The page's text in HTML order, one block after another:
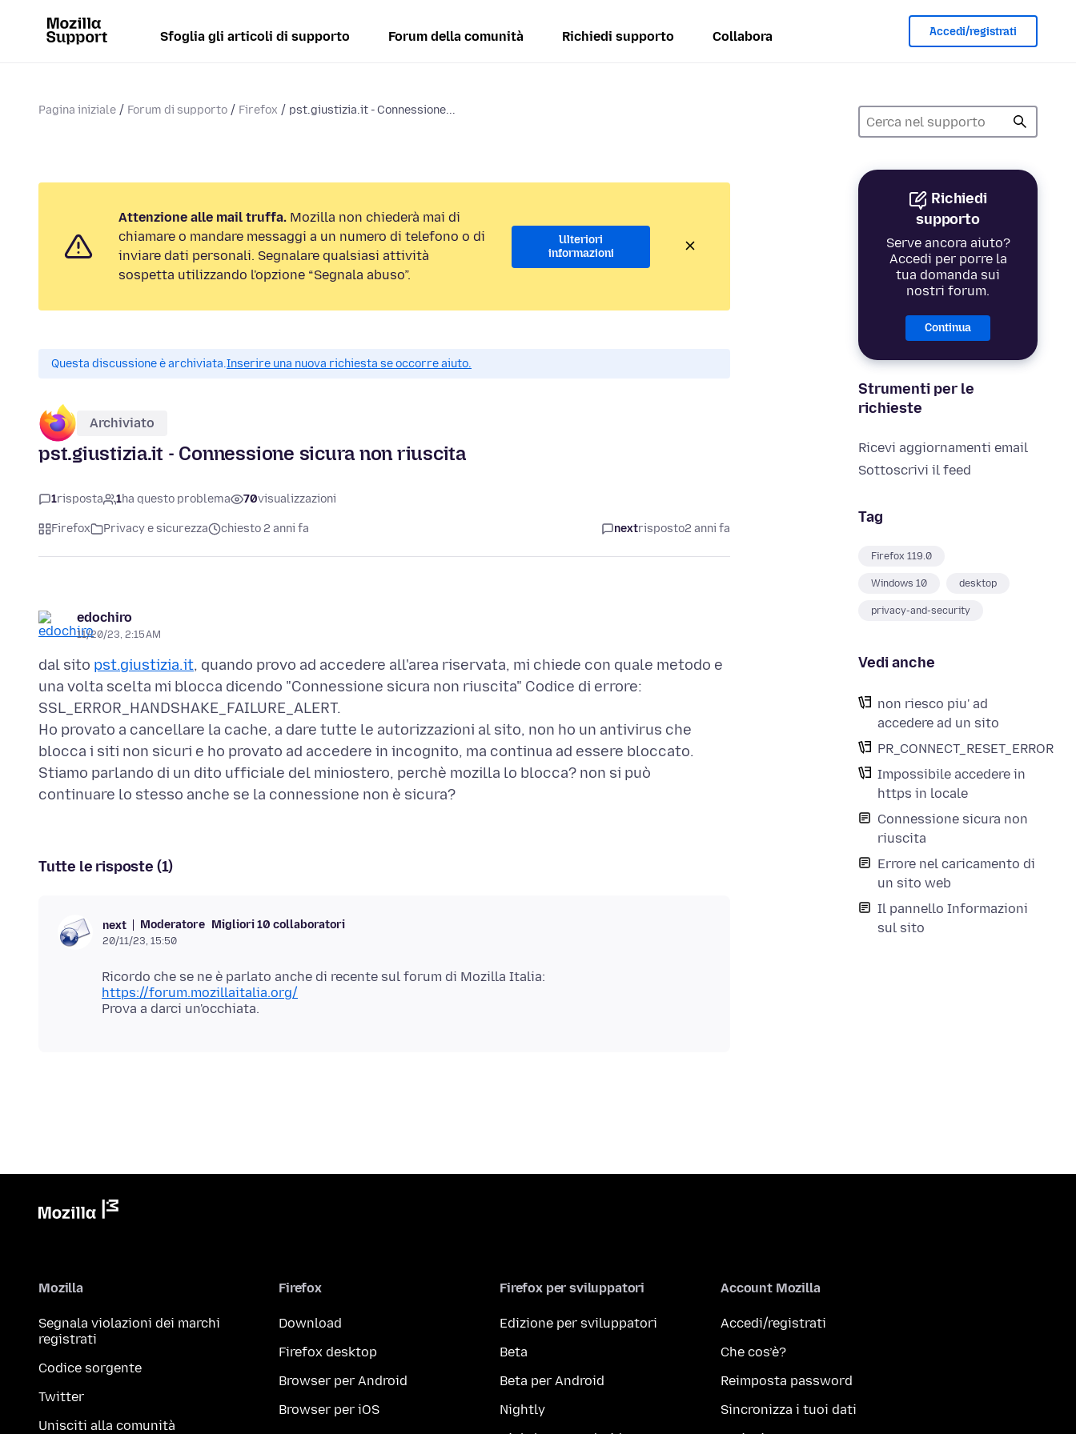
Sfoglia gli articoli di supporto Forum della comunità Richiedi supporto Collabora Accedi/registrati
Pagina iniziale Forum di supporto Firefox pst.giustizia.it - Connessione...
Richiedi
supporto
Serve ancora aiuto?
Accedi per porre la
tua domanda sui
nostri forum.
Continua
Strumenti per le
richieste
Ricevi aggiornamenti email
Sottoscrivi il feed
Tag
Firefox 119.0
Windows 10 desktop
privacy-and-security
Vedi anche
non riesco piu' ad
accedere ad un sito
PR_CONNECT_RESET_ERROR
Impossibile accedere in
https in locale
Connessione sicura non
riuscita
Errore nel caricamento di
un sito web
Il pannello Informazioni
sul sito
Attenzione alle mail truffa. Mozilla non chiederà mai di
chiamare o mandare messaggi a un numero di telefono o di
inviare dati personali. Segnalare qualsiasi attività
sospetta utilizzando l'opzione “Segnala abuso”.
Ulteriori
informazioni
Questa discussione è archiviata.Inserire una nuova richiesta se occorre aiuto.
Archiviato
pst.giustizia.it - Connessione sicura non riuscita
1risposta 1ha questo problema 70visualizzazioni
Firefox Privacy e sicurezza chiesto 2 anni fa nextrisposto2 anni fa
edochiro
11/20/23, 2:15 AM
dal sito pst.giustizia.it, quando provo ad accedere all'area riservata, mi chiede con quale metodo e
una volta scelta mi blocca dicendo "Connessione sicura non riuscita" Codice di errore:
SSL_ERROR_HANDSHAKE_FAILURE_ALERT.
Ho provato a cancellare la cache, a dare tutte le autorizzazioni al sito, non ho un antivirus che
blocca i siti non sicuri e ho provato ad accedere in incognito, ma continua ad essere bloccato.
Stiamo parlando di un dito ufficiale del miniostero, perchè mozilla lo blocca? non si può
Tutte le risposte (1)
next Moderatore Migliori 10 collaboratori
20/11/23, 15:50
Ricordo che se ne è parlato anche di recente sul forum di Mozilla Italia:
https://forum.mozillaitalia.org/
Mozilla
Segnala violazioni dei marchi
registrati
Codice sorgente
Twitter
Unisciti alla comunità
Firefox
Download
Firefox desktop
Browser per Android
Browser per iOS
Firefox per sviluppatori
Edizione per sviluppatori
Beta
Beta per Android
Nightly
Account Mozilla
Accedi/registrati
Che cos’è?
Reimposta password
Sincronizza i tuoi dati